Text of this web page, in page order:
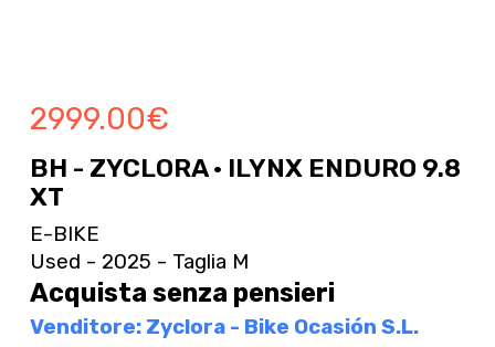
2999.00€
BH - ZYCLORA · ILYNX ENDURO 9.8
XT
E-BIKE
Used - 2025 - Taglia M
Acquista senza pensieri
Venditore: Zyclora - Bike Ocasión S.L.